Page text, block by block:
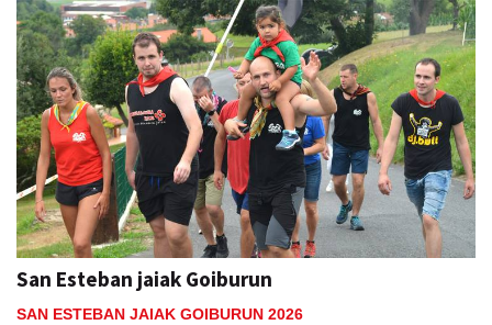
San Esteban jaiak Goiburun
SAN ESTEBAN JAIAK GOIBURUN 2026